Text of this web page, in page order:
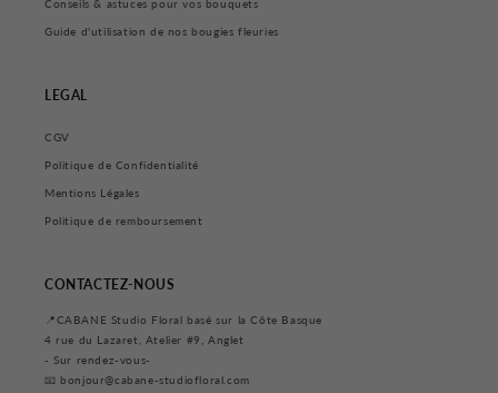
Conseils & astuces pour vos bouquets
Guide d'utilisation de nos bougies fleuries
LEGAL
CGV
Politique de Confidentialité
Mentions Légales
Politique de remboursement
CONTACTEZ-NOUS
📍CABANE Studio Floral basé sur la Côte Basque
4 rue du Lazaret, Atelier #9, Anglet
- Sur rendez-vous-
📧 bonjour@cabane-studiofloral.com